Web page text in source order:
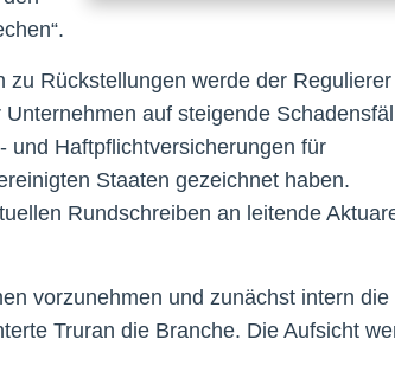
Rückstellungen werde der Regulierer
auf steigende
und Haftpflichtversicherungen für
Staaten gezeichnet haben.
Rundschreiben an leitende
vorzunehmen und zunächst intern die
Truran die Branche. Die Aufsicht